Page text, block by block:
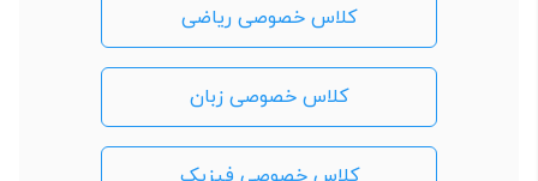
کلاس خصوصی ریاضی
کلاس خصوصی زبان